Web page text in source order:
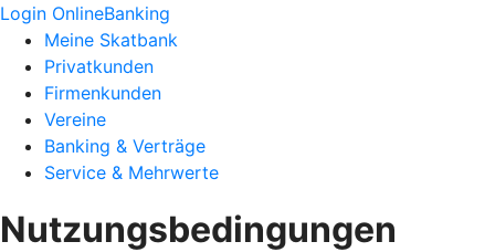
Login OnlineBanking
Meine Skatbank
Privatkunden
Firmenkunden
Vereine
Banking & Verträge
Service & Mehrwerte
Nutzungsbedingungen